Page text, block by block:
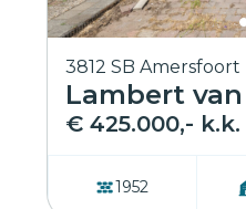
3812 SB Amersfoort
Lambert
€ 425.000,- k.k.
1952